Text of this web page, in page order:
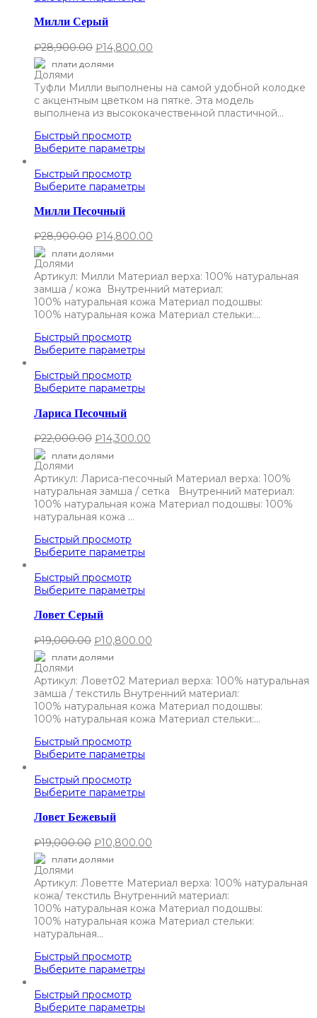
Милли Серый
₽28,900.00 ₽14,800.00
плати долями
Туфли Милли выполнены на самой удобной колодке
с акцентным цветком на пятке. Эта модель
выполнена из высококачественной пластичной…
Быстрый просмотр
Выберите параметры
Быстрый просмотр
Выберите параметры
Милли Песочный
₽28,900.00 ₽14,800.00
плати долями
Артикул: Милли Материал верха: 100% натуральная
замша / кожа Внутренний материал:
100% натуральная кожа Материал подошвы:
100% натуральная кожа Материал стельки:…
Быстрый просмотр
Выберите параметры
Быстрый просмотр
Выберите параметры
Лариса Песочный
₽22,000.00 ₽14,300.00
плати долями
Артикул: Лариса-песочный Материал верха: 100%
натуральная замша / сетка Внутренний материал:
100% натуральная кожа Материал подошвы: 100%
натуральная кожа …
Быстрый просмотр
Выберите параметры
Быстрый просмотр
Выберите параметры
Ловет Серый
₽19,000.00 ₽10,800.00
плати долями
Артикул: Ловет02 Материал верха: 100% натуральная
замша / текстиль Внутренний материал:
100% натуральная кожа Материал подошвы:
100% натуральная кожа Материал стельки:…
Быстрый просмотр
Выберите параметры
Быстрый просмотр
Выберите параметры
Ловет Бежевый
₽19,000.00 ₽10,800.00
плати долями
Артикул: Ловетте Материал верха: 100% натуральная
кожа/ текстиль Внутренний материал:
100% натуральная кожа Материал подошвы:
100% натуральная кожа Материал стельки:
натуральная…
Быстрый просмотр
Выберите параметры
Быстрый просмотр
Выберите параметры